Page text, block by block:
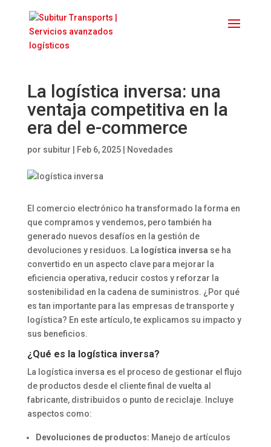
La logística inversa: una
ventaja competitiva en la
era del e-commerce
por subitur Feb 6, 2025| Novedades
El comercio electrónico ha transformado la forma en
que compramos y vendemos, pero también ha
generado nuevos desafíos en la gestión de
devoluciones y residuos. La logística inversa se ha
convertido en un aspecto clave para mejorar la
eficiencia operativa, reducir costos y reforzar la
sostenibilidad en la cadena de suministros. ¿Por qué
es tan importante para las empresas de transporte y
logística? En este artículo, te explicamos su impacto y
sus beneficios.
¿Qué es la logística inversa?
La logística inversa es el proceso de gestionar el flujo
de productos desde el cliente final de vuelta al
fabricante, distribuidos o punto de reciclaje. Incluye
aspectos como:
Devoluciones de productos: Manejo de artículos